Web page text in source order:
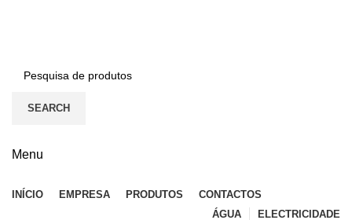
SEARCH
Menu
INÍCIO EMPRESA PRODUTOS
CONTACTOS
ÁGUA
ELECTRICIDADE